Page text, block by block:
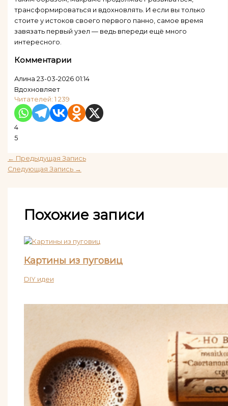
трансформироваться и вдохновлять. И если вы только
стоите у истоков своего первого панно, самое время
завязать первый узел — ведь впереди ещё много
интересного.
Комментарии
Алина 23-03-2026 01:14
Вдохновляет
Читателей: 1 239
4
5
← Предыдущая Запись
Следующая Запись →
Похожие записи
Картины из пуговиц
DIY идеи